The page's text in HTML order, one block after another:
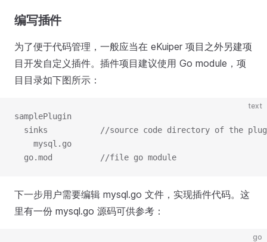
编写插件
为了便于代码管理，一般应当在 eKuiper 项目之外另建项
目开发自定义插件。插件项目建议使用 Go module，项
目目录如下图所示：
text
samplePlugin
sinks           //source code directory of the
    mysql.go
  go.mod          //file go module
下一步用户需要编辑 mysql.go 文件，实现插件代码。这
里有一份 mysql.go 源码可供参考：
go